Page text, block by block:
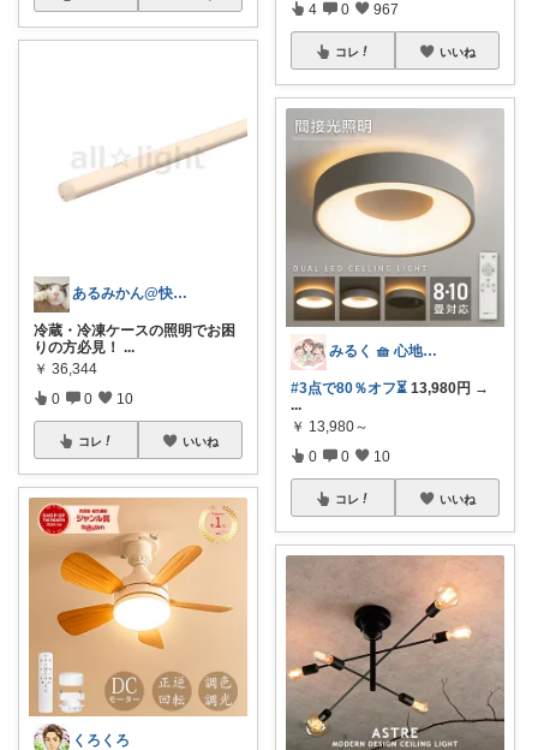
あるみかん@快適な在宅ワーク＆デスク環境
冷蔵・冷凍ケースの照明でお困
りの方必見！ ...
￥ 36,344
0 0 10
コレ いいね
くろくろ
4 0 967
コレ いいね
みるく 🧺 心地よい、上質な暮らしを
#3点で80％オフ⏳ 13,980円 →
...
￥ 13,980～
0 0 10
コレ いいね